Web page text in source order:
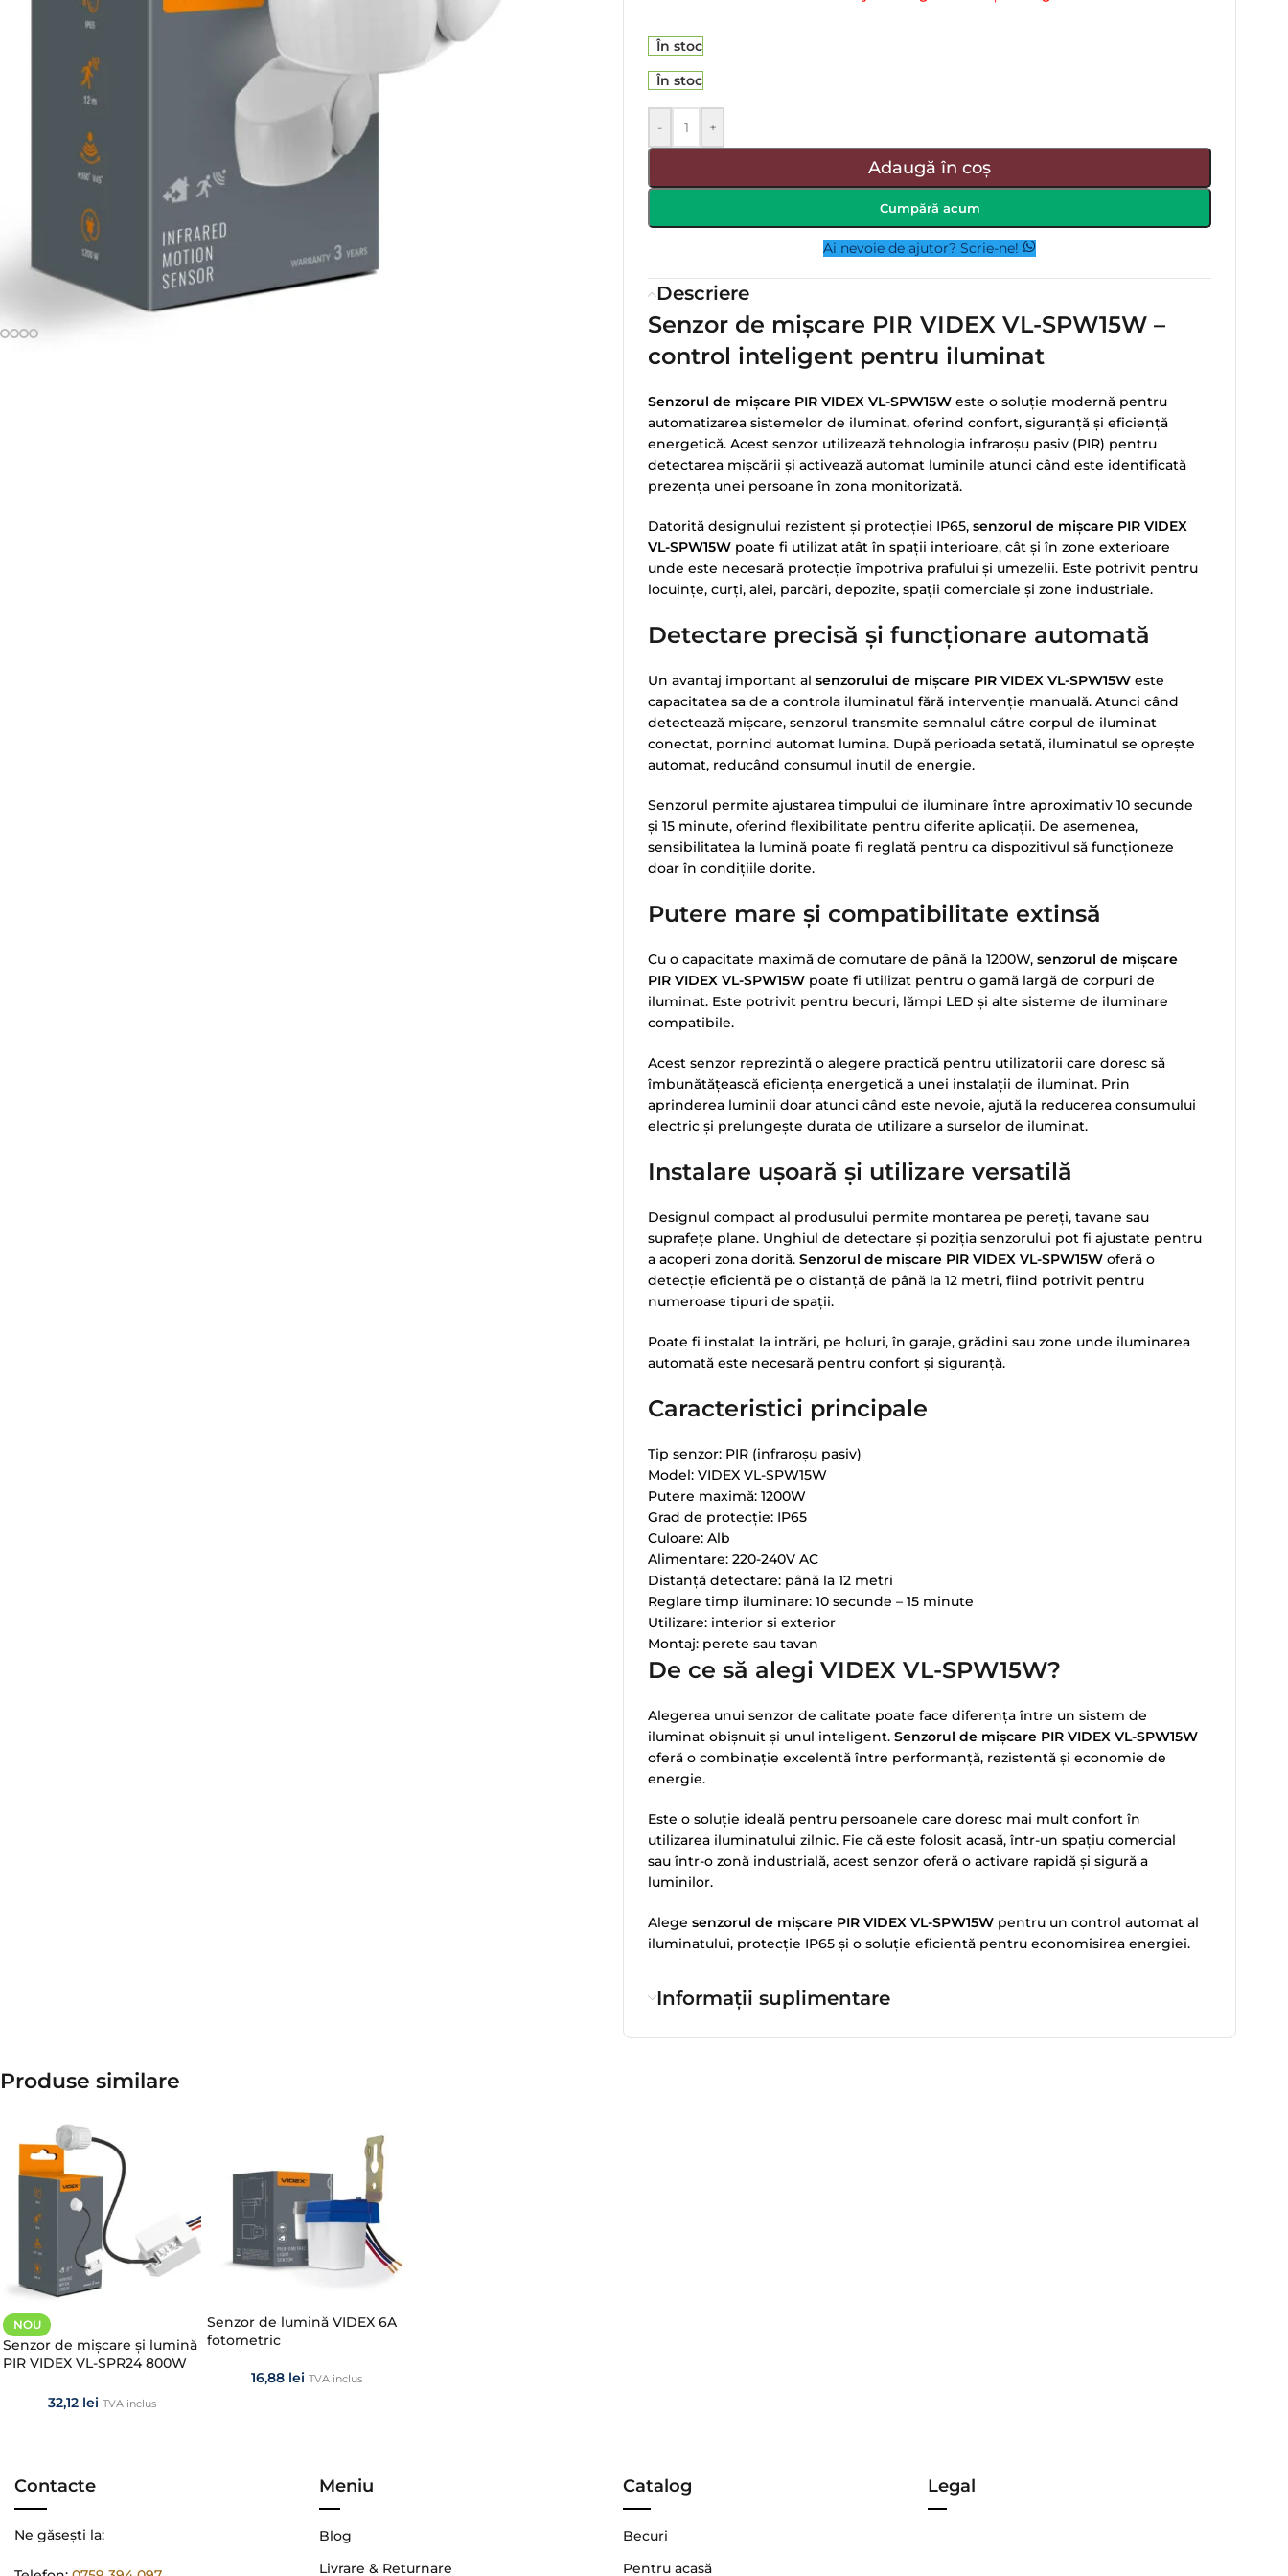
În stoc
În stoc
- +
Adaugă în coș
Cumpără acum
Ai nevoie de ajutor? Scrie-ne!
Descriere
Senzor de mișcare PIR VIDEX VL-SPW15W –
control inteligent pentru iluminat
Senzorul de mișcare PIR VIDEX VL-SPW15W este o soluție modernă pentru
automatizarea sistemelor de iluminat, oferind confort, siguranță și eficiență
energetică. Acest senzor utilizează tehnologia infraroșu pasiv (PIR) pentru
detectarea mișcării și activează automat luminile atunci când este identificată
prezența unei persoane în zona monitorizată.
Datorită designului rezistent și protecției IP65, senzorul de mișcare PIR VIDEX
VL-SPW15W poate fi utilizat atât în spații interioare, cât și în zone exterioare
unde este necesară protecție împotriva prafului și umezelii. Este potrivit pentru
locuințe, curți, alei, parcări, depozite, spații comerciale și zone industriale.
Detectare precisă și funcționare automată
Un avantaj important al senzorului de mișcare PIR VIDEX VL-SPW15W este
capacitatea sa de a controla iluminatul fără intervenție manuală. Atunci când
detectează mișcare, senzorul transmite semnalul către corpul de iluminat
conectat, pornind automat lumina. După perioada setată, iluminatul se oprește
automat, reducând consumul inutil de energie.
Senzorul permite ajustarea timpului de iluminare între aproximativ 10 secunde
și 15 minute, oferind flexibilitate pentru diferite aplicații. De asemenea,
sensibilitatea la lumină poate fi reglată pentru ca dispozitivul să funcționeze
doar în condițiile dorite.
Putere mare și compatibilitate extinsă
Cu o capacitate maximă de comutare de până la 1200W, senzorul de mișcare
PIR VIDEX VL-SPW15W poate fi utilizat pentru o gamă largă de corpuri de
iluminat. Este potrivit pentru becuri, lămpi LED și alte sisteme de iluminare
compatibile.
Acest senzor reprezintă o alegere practică pentru utilizatorii care doresc să
îmbunătățească eficiența energetică a unei instalații de iluminat. Prin
aprinderea luminii doar atunci când este nevoie, ajută la reducerea consumului
electric și prelungește durata de utilizare a surselor de iluminat.
Instalare ușoară și utilizare versatilă
Designul compact al produsului permite montarea pe pereți, tavane sau
suprafețe plane. Unghiul de detectare și poziția senzorului pot fi ajustate pentru
a acoperi zona dorită. Senzorul de mișcare PIR VIDEX VL-SPW15W oferă o
detecție eficientă pe o distanță de până la 12 metri, fiind potrivit pentru
numeroase tipuri de spații.
Poate fi instalat la intrări, pe holuri, în garaje, grădini sau zone unde iluminarea
automată este necesară pentru confort și siguranță.
Caracteristici principale
Tip senzor: PIR (infraroșu pasiv)
Model: VIDEX VL-SPW15W
Putere maximă: 1200W
Grad de protecție: IP65
Culoare: Alb
Alimentare: 220-240V AC
Distanță detectare: până la 12 metri
Reglare timp iluminare: 10 secunde – 15 minute
Utilizare: interior și exterior
Montaj: perete sau tavan
De ce să alegi VIDEX VL-SPW15W?
Alegerea unui senzor de calitate poate face diferența între un sistem de
iluminat obișnuit și unul inteligent. Senzorul de mișcare PIR VIDEX VL-SPW15W
oferă o combinație excelentă între performanță, rezistență și economie de
energie.
Este o soluție ideală pentru persoanele care doresc mai mult confort în
utilizarea iluminatului zilnic. Fie că este folosit acasă, într-un spațiu comercial
sau într-o zonă industrială, acest senzor oferă o activare rapidă și sigură a
luminilor.
Alege senzorul de mișcare PIR VIDEX VL-SPW15W pentru un control automat al
iluminatului, protecție IP65 și o soluție eficientă pentru economisirea energiei.
Informații suplimentare
Produse similare​
NOU
Senzor de mișcare și lumină
PIR VIDEX VL-SPR24 800W
32,12 lei TVA inclus
Senzor de lumină VIDEX 6A
fotometric
16,88 lei TVA inclus
Contacte
Ne găsești la:
Meniu
Blog
Livrare & Returnare
Catalog
Becuri
Pentru acasă
Legal